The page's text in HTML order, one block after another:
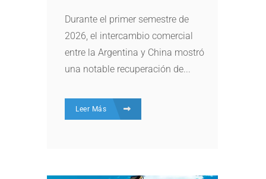
Durante el primer semestre de
2026, el intercambio comercial
entre la Argentina y China mostró
una notable recuperación de...
Leer Más